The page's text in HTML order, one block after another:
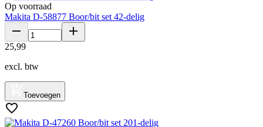
Op voorraad
Makita D-58877 Boor/bit set 42-delig
25,99
excl. btw
Toevoegen